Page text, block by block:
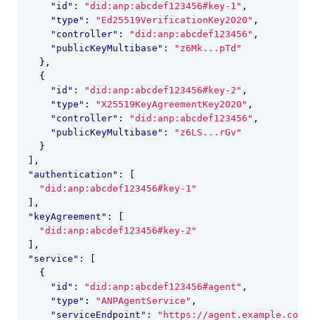
"id" : "did:anp:abcdef123456#key-1" ,
"type" : "Ed25519VerificationKey2020" ,
"controller" : "did:anp:abcdef123456" ,
"publicKeyMultibase" :
"z6Mk...pTd"
},
{
"id" : "did:anp:abcdef123456#key-2" ,
"type" : "X25519KeyAgreementKey2020" ,
"controller" : "did:anp:abcdef123456" ,
"publicKeyMultibase" :
"z6LS...rGv"
}
],
"authentication" :
"did:anp:abcdef123456#key-1"
],
"keyAgreement" :
"did:anp:abcdef123456#key-2"
],
"service" :
{
"id" : "did:anp:abcdef123456#agent" ,
"type" : "ANPAgentService" ,
"serviceEndpoint" : "https://agent.example.com/